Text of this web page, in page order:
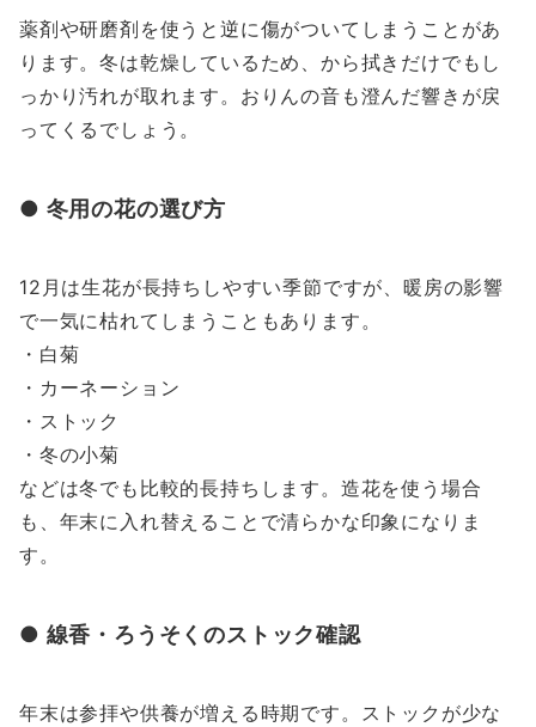
薬剤や研磨剤を使うと逆に傷がついてしまうことがあ
ります。冬は乾燥しているため、から拭きだけでもし
っかり汚れが取れます。おりんの音も澄んだ響きが戻
ってくるでしょう。
● 冬用の花の選び方
12月は生花が長持ちしやすい季節ですが、暖房の影響
で一気に枯れてしまうこともあります。
・白菊
・カーネーション
・ストック
・冬の小菊
などは冬でも比較的長持ちします。造花を使う場合
も、年末に入れ替えることで清らかな印象になりま
す。
● 線香・ろうそくのストック確認
年末は参拝や供養が増える時期です。ストックが少な